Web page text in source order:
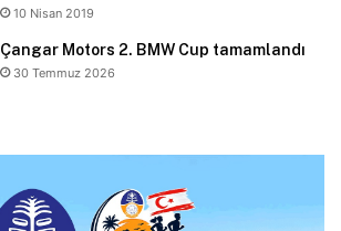
10 Nisan 2019
Çangar Motors 2. BMW Cup tamamlandı
30 Temmuz 2026